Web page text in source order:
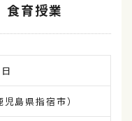
食育授業
島県指宿市）